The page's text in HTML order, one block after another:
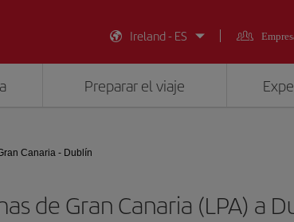
Ireland - ES
Preparar el viaje
Canaria - Dublín
de Gran Canaria (LPA) a